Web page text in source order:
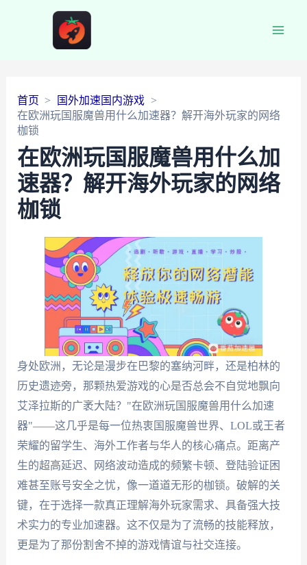
首页
国外加速国内游戏
在欧洲玩国服魔兽用什么加速器？解开海外玩家的网络
枷锁
在欧洲玩国服魔兽用什么加
速器？解开海外玩家的网络
枷锁
身处欧洲，无论是漫步在巴黎的塞纳河畔，还是柏林的
历史遗迹旁，那颗热爱游戏的心是否总会不自觉地飘向
艾泽拉斯的广袤大陆？"在欧洲玩国服魔兽用什么加速
器"——这几乎是每一位热衷国服魔兽世界、LOL或王者
荣耀的留学生、海外工作者与华人的核心痛点。距离产
生的超高延迟、网络波动造成的频繁卡顿、登陆验证困
难甚至账号安全之忧，像一道道无形的枷锁。破解的关
键，在于选择一款真正理解海外玩家需求、具备强大技
术实力的专业加速器。这不仅是为了流畅的技能释放，
更是为了那份割舍不掉的游戏情谊与社交连接。